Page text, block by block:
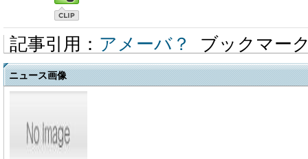
記事引用： アメーバ？ ブックマー
ニュース画像